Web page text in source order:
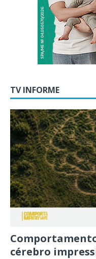
TV INFORME
cérebro